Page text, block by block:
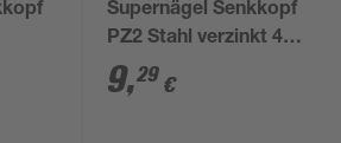
Supernägel Senkkopf
PZ2 Stahl verzinkt 4,2
x 100 mm 50 Stück
9,29 €